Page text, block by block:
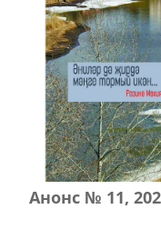
Анонс № 11,